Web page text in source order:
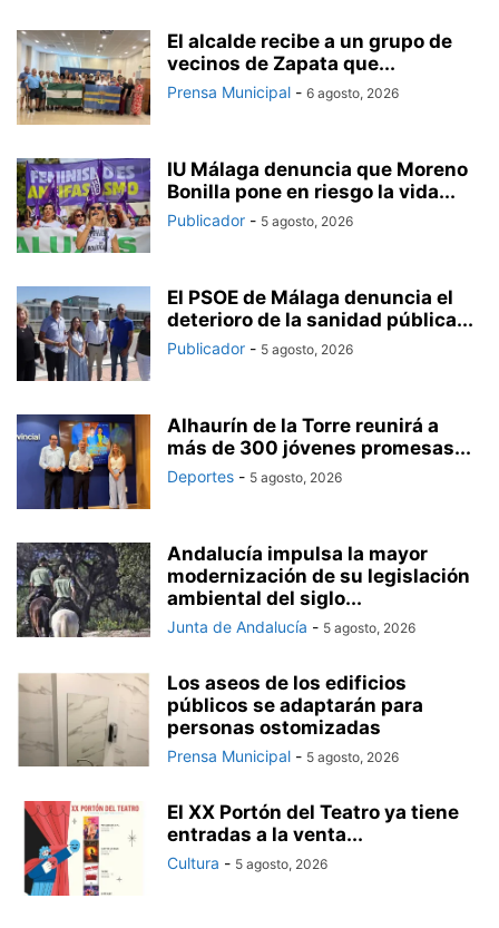
El alcalde recibe a un grupo de
vecinos de Zapata que...
Prensa Municipal - 6 agosto, 2026
IU Málaga denuncia que Moreno
Bonilla pone en riesgo la vida...
Publicador - 5 agosto, 2026
El PSOE de Málaga denuncia el
deterioro de la sanidad pública...
Publicador - 5 agosto, 2026
Alhaurín de la Torre reunirá a
más de 300 jóvenes promesas...
Deportes - 5 agosto, 2026
Andalucía impulsa la mayor
modernización de su legislación
ambiental del siglo...
Junta de Andalucía - 5 agosto, 2026
Los aseos de los edificios
públicos se adaptarán para
personas ostomizadas
Prensa Municipal - 5 agosto, 2026
El XX Portón del Teatro ya tiene
entradas a la venta...
Cultura - 5 agosto, 2026